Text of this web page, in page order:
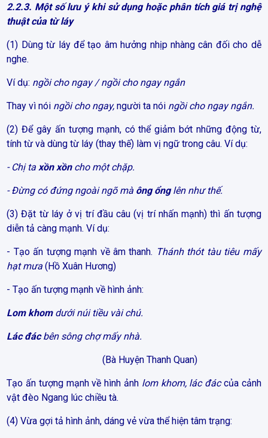
2.2.3. Một số lưu ý khi sử dụng hoặc phân tích giá trị nghệ
thuật của từ láy
(1) Dùng từ láy để tạo âm hưởng nhịp nhàng cân đối cho dễ
nghe.
Ví dụ: ngồi cho ngay / ngồi cho ngay ngắn
Thay vì nói ngồi cho ngay,người ta nói ngồi cho ngay ngắn.
(2) Để gây ấn tượng mạnh, có thể giảm bớt những động từ,
tính từ và dùng từ láy (thay thế) làm vị ngữ trong câu. Ví dụ:
- Chị ta xồn xồncho một chặp.
- Đừng có đứng ngoài ngõ mà ông ổnglên như thế.
(3) Đặt từ láy ở vị trí đầu câu (vị trí nhấn mạnh) thì ấn tượng
diễn tả càng mạnh. Ví dụ:
- Tạo ấn tượng mạnh về âm thanh. Thánh thót tàu tiêu mấy
hạt mưa(Hồ Xuân Hương)
- Tạo ấn tượng mạnh về hình ảnh:
Lom khomdưới núi tiều vài chú.
Lác đácbên sông chợ mấy nhà.
(Bà Huyện Thanh Quan)
Tạo ấn tượng mạnh về hình ảnh lom khom, lác đáccủa cảnh
vật đèo Ngang lúc chiều tà.
(4) Vừa gợi tả hình ảnh, dáng vẻ vừa thể hiện tâm trạng: